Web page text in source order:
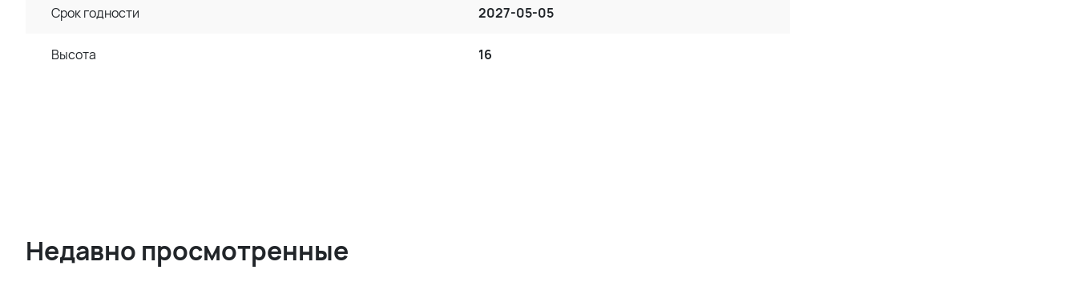
Срок годности 2027-05-05
Высота 16
Недавно просмотренные